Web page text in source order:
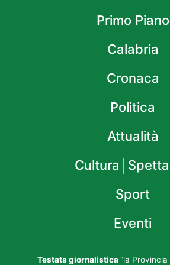
Primo Piano
Calabria
Cronaca
Politica
Attualità
Sport
Eventi
Testata giornalistica “la Provincia